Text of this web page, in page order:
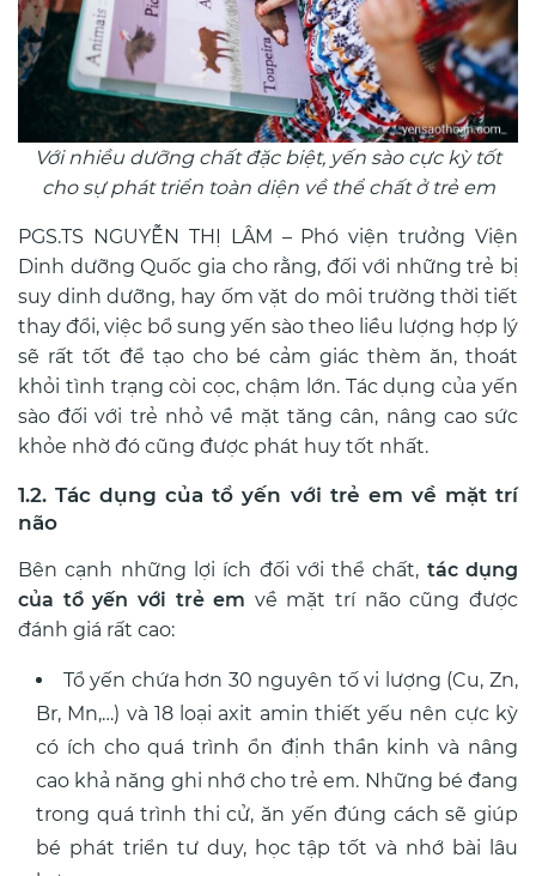
Với nhiều dưỡng chất đặc biệt, yến sào cực kỳ tốt
cho sự phát triển toàn diện về thể chất ở trẻ em
PGS.TS NGUYỄN THỊ LÂM – Phó viện trưởng Viện
Dinh dưỡng Quốc gia cho rằng, đối với những trẻ bị
suy dinh dưỡng, hay ốm vặt do môi trường thời tiết
thay đổi, việc bổ sung yến sào theo liều lượng hợp lý
sẽ rất tốt để tạo cho bé cảm giác thèm ăn, thoát
khỏi tình trạng còi cọc, chậm lớn. Tác dụng của yến
sào đối với trẻ nhỏ về mặt tăng cân, nâng cao sức
khỏe nhờ đó cũng được phát huy tốt nhất.
1.2. Tác dụng của tổ yến với trẻ em về mặt trí
não
Bên cạnh những lợi ích đối với thể chất, tác dụng
của tổ yến với trẻ em về mặt trí não cũng được
đánh giá rất cao:
Tổ yến chứa hơn 30 nguyên tố vi lượng (Cu, Zn,
Br, Mn,…) và 18 loại axit amin thiết yếu nên cực kỳ
có ích cho quá trình ổn định thần kinh và nâng
cao khả năng ghi nhớ cho trẻ em. Những bé đang
trong quá trình thi cử, ăn yến đúng cách sẽ giúp
bé phát triển tư duy, học tập tốt và nhớ bài lâu